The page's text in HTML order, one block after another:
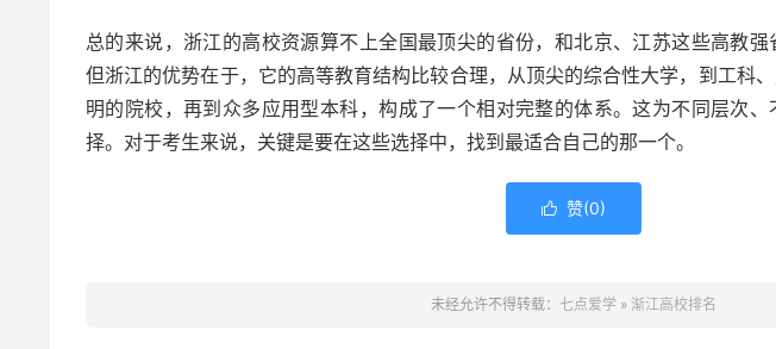
总的来说，浙江的高校资源算不上全国最顶尖的省份，和北京、江苏这些高教强
但浙江的优势在于，它的高等教育结构比较合理，从顶尖的综合性大学，到工科
明的院校，再到众多应用型本科，构成了一个相对完整的体系。这为不同层次
择。对于考生来说，关键是要在这些选择中，找到最适合自己的那一个。
 赞(0)
未经允许不得转载： 七点爱学 » 渐江高校排名